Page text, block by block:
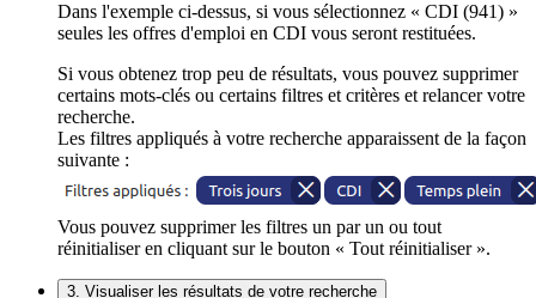
Dans l'exemple ci-dessus, si vous sélectionnez « CDI (941) »
seules les offres d'emploi en CDI vous seront restituées.
Si vous obtenez trop peu de résultats, vous pouvez supprimer
certains mots-clés ou certains filtres et critères et relancer votre
recherche.
Les filtres appliqués à votre recherche apparaissent de la façon
suivante :
Vous pouvez supprimer les filtres un par un ou tout
réinitialiser en cliquant sur le bouton « Tout réinitialiser ».
3. Visualiser les résultats de votre recherche